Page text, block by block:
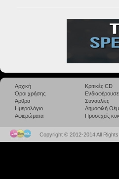
Αρχική
Όροι χρήσης
Άρθρα
Ημερολόγιο
Αφιερώματα
Κριτικές CD
Συναυλίες
Δημοφιλή
Προσεχείς
Copyright © 2012-2014 All